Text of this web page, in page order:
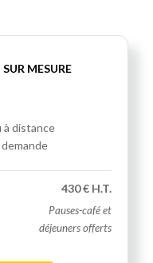
SUR MESURE
à distance
430 € H.T.
Pauses-café et
déjeuners offerts